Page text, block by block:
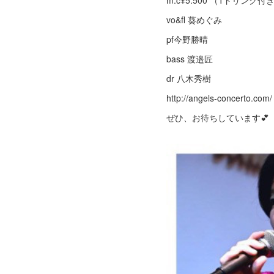
vo&fl 葵めぐみ
pf今野勝晴
bass 渡邉匠
dr 八木秀樹
http://angels-concerto.com/
ぜひ、お待ちしています💕